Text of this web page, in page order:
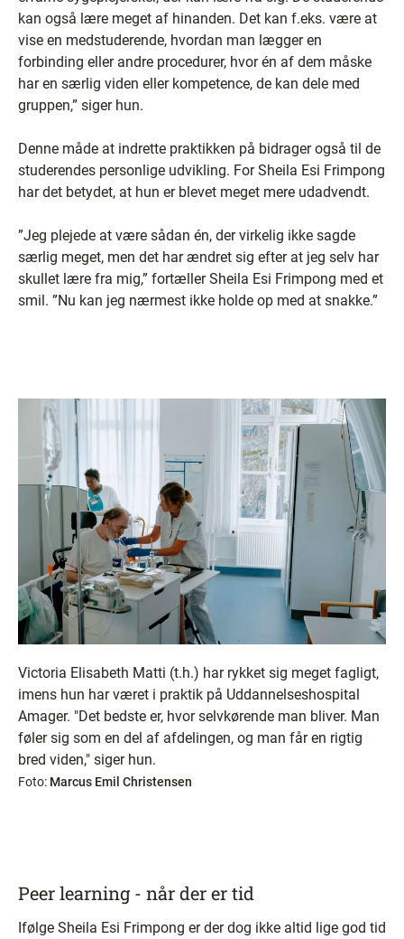
kan også lære meget af hinanden. Det kan f.eks. være at
vise en medstuderende, hvordan man lægger en
forbinding eller andre procedurer, hvor én af dem måske
har en særlig viden eller kompetence, de kan dele med
gruppen,” siger hun.
Denne måde at indrette praktikken på bidrager også til de
studerendes personlige udvikling. For Sheila Esi Frimpong
har det betydet, at hun er blevet meget mere udadvendt.
”Jeg plejede at være sådan én, der virkelig ikke sagde
særlig meget, men det har ændret sig efter at jeg selv har
skullet lære fra mig,” fortæller Sheila Esi Frimpong med et
smil. ”Nu kan jeg nærmest ikke holde op med at snakke.”
Victoria Elisabeth Matti (t.h.) har rykket sig meget fagligt,
imens hun har været i praktik på Uddannelseshospital
Amager. "Det bedste er, hvor selvkørende man bliver. Man
føler sig som en del af afdelingen, og man får en rigtig
bred viden," siger hun.
Foto: Marcus Emil Christensen
Peer learning - når der er tid
Ifølge Sheila Esi Frimpong er der dog ikke altid lige god tid